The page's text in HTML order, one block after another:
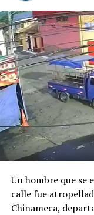
RELATED TOPICS:
ASAMBLEA
REFORMA
UP NEXT
«Había gritos y
quemando
DON'T MISS
Power On vestirá
Juegos
2023
Previo al acto
salvadoreño,
Espriella, a quien
Presidente Bukele
asumir esta
colombiana.
Un hombre que se
calle fue
Chinameca,